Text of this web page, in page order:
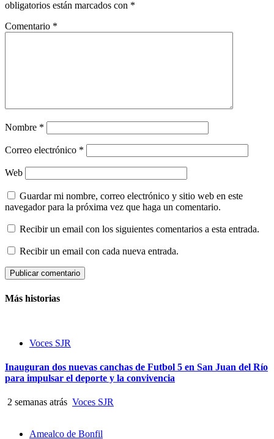
obligatorios están marcados con *
Comentario *
Nombre *
Correo electrónico *
Web
Guardar mi nombre, correo electrónico y sitio web en este
navegador para la próxima vez que haga un comentario.
Recibir un email con los siguientes comentarios a esta entrada.
Recibir un email con cada nueva entrada.
Más historias
Voces SJR
Inauguran dos nuevas canchas de Futbol 5 en San Juan del Río
para impulsar el deporte y la convivencia
2 semanas atrás Voces SJR
Amealco de Bonfil